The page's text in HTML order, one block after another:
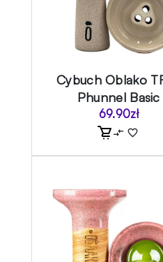
Cybuch Oblako
Phunnel Basic
69.90zł